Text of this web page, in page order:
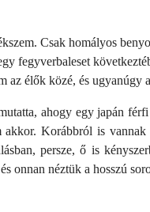
Csak homályos
fegyverbaleset
az élők közé, és ugyanúgy
ahogy egy japán
Korábbról is
persze, ő is
onnan néztük a hosszú